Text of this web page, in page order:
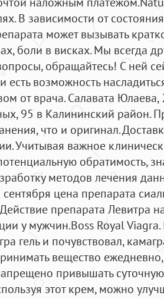
В зависимости от
может вызывать
боли в висках. Мы всегда
обращайтесь! С ней
есть возможность
от врача. Салавата
95 в Калининский район.
что и оригинал.
Учитывая важное
обратимость,
методов лечения
сентября цена препарата
препарата Левитра
у мужчин.Boss Royal
гель и почувствовал,
вещество
привышать
этот крем, можно